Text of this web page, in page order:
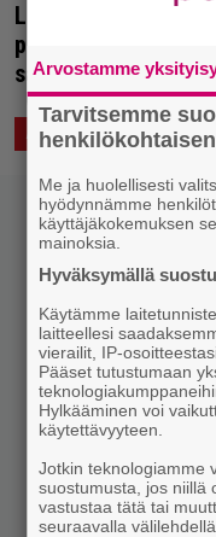
Lost in Music
pääesiintyjäpuoli
ASIAA 23.3.2023 11:02
Arvostamme
Tarvitsemme
Me ja huolellisesti
hyödynnämme
käyttäjäkokemuksen
mainoksia.
Hyväksymällä
Käytämme
laitteellesi
vierailit, IP-
Pääset tutustumaan
Hylkääminen voi
käytettävyyteen.
Jotkin teknologiamme
suostumusta, jos niillä
vastustaa tätä tai
seuraavalla välilehdellä.